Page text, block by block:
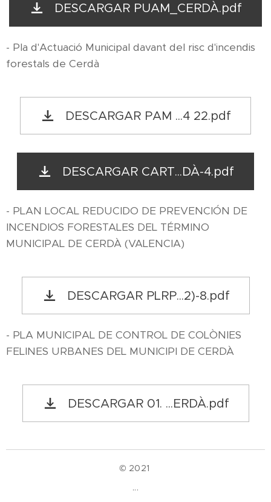
DESCARGAR PUAM_CERDÀ.pdf
- Pla d'Actuació Municipal davant del risc d'incendis
forestals de Cerdà
DESCARGAR PAM ...4 22.pdf
DESCARGAR CART...DÀ-4.pdf
- PLAN LOCAL REDUCIDO DE PREVENCIÓN DE
INCENDIOS FORESTALES DEL TÉRMINO
MUNICIPAL DE CERDÀ (VALENCIA)
DESCARGAR PLRP...2)-8.pdf
- PLA MUNICIPAL DE CONTROL DE COLÒNIES
FELINES URBANES DEL MUNICIPI DE CERDÀ
DESCARGAR 01. ...ERDÀ.pdf
© 2021
...